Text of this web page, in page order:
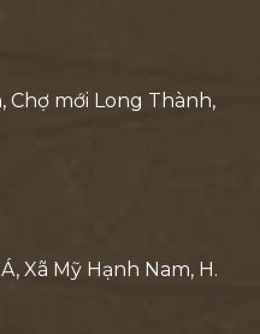
Chợ mới Long Thành,
Xã Mỹ Hạnh Nam, H.